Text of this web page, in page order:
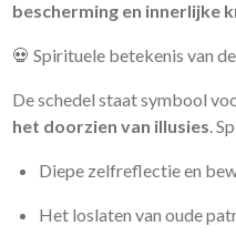
bescherming en innerlijke
💀 Spirituele betekenis van
De schedel staat symbool
het doorzien van illusies .
Diepe zelfreflectie en
Het loslaten van oude